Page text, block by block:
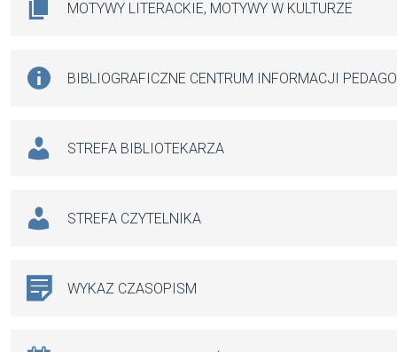
MOTYWY LITERACKIE, MOTYWY W KULTURZE
BIBLIOGRAFICZNE CENTRUM INFORMACJI
STREFA BIBLIOTEKARZA
STREFA CZYTELNIKA
WYKAZ CZASOPISM